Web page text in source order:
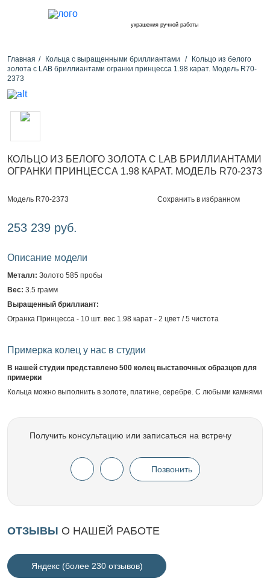
украшения ручной работы
Главная Кольца с выращенными бриллиантами
Кольцо из белого
золота с LAB бриллиантами огранки принцесса 1.98 карат. Модель R70-
2373
КОЛЬЦО ИЗ БЕЛОГО ЗОЛОТА С LAB БРИЛЛИАНТАМИ
ОГРАНКИ ПРИНЦЕССА 1.98 КАРАТ. МОДЕЛЬ R70-2373
Модель R70-2373 Сохранить в избранном
253 239 руб.
Описание модели
Металл: Золото 585 пробы
Вес: 3.5 грамм
Выращенный бриллиант:
Огранка Принцесса - 10 шт. вес 1.98 карат - 2 цвет / 5 чистота
Примерка колец у нас в студии
В нашей студии представлено 500 колец выставочных образцов для
примерки
Кольца можно выполнить в золоте, платине, серебре. С любыми камнями
Получить консультацию или записаться на встречу
Позвонить
ОТЗЫВЫ О НАШЕЙ РАБОТЕ
Яндекс (более 230 отзывов)